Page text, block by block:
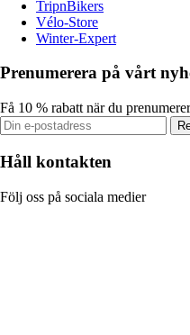
TripnBikers
Vélo-Store
Winter-Expert
Prenumerera på vårt
Få 10 % rabatt när du
Håll kontakten
Följ oss på sociala medier